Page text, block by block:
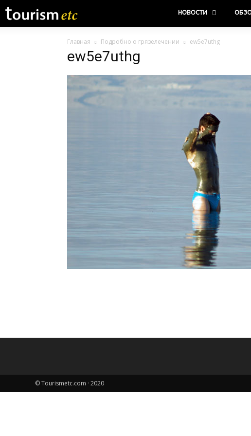
НОВОСТИ
Главная Подробно о грязелечении ew5e7uthg
ew5e7uthg
© Tourismetc.com · 2020